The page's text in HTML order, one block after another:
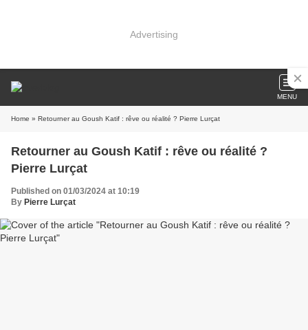
Advertising
MENU
Home » Retourner au Goush Katif : rêve ou réalité ? Pierre Lurçat
Retourner au Goush Katif : rêve ou réalité ?
Pierre Lurçat
Published on 01/03/2024 at 10:19
By Pierre Lurçat